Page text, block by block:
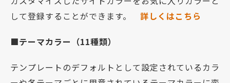
して登録することができます。 詳しくはこちら
■テーマカラー（11種類）
テンプレートのデフォルトとして設定されているカラ